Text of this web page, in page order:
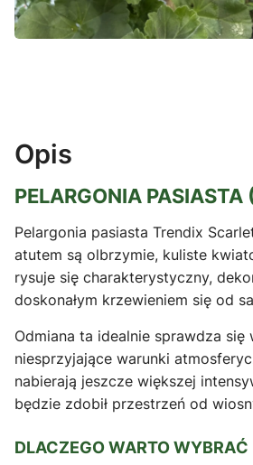
Opis
PELARGONIA
Pelargonia pasiasta Trendix
atutem są olbrzymie, kuliste
rysuje się charakterystyczny,
doskonałym krzewieniem się od
Odmiana ta idealnie sprawdza
niesprzyjające warunki
nabierają jeszcze większej
będzie zdobił przestrzeń od
DLACZEGO WARTO